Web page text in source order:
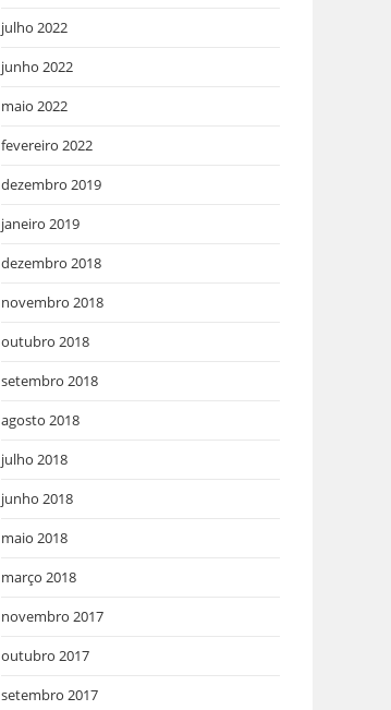
julho 2022
junho 2022
maio 2022
fevereiro 2022
dezembro 2019
janeiro 2019
dezembro 2018
novembro 2018
outubro 2018
setembro 2018
agosto 2018
julho 2018
junho 2018
maio 2018
março 2018
novembro 2017
outubro 2017
setembro 2017